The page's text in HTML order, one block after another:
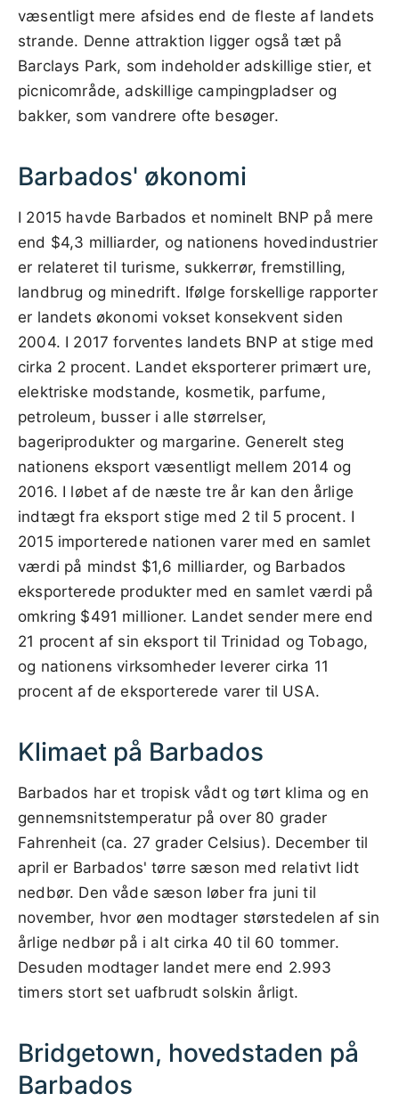
væsentligt mere afsides end de fleste af landets
strande. Denne attraktion ligger også tæt på
Barclays Park, som indeholder adskillige stier, et
picnicområde, adskillige campingpladser og
bakker, som vandrere ofte besøger.
Barbados' økonomi
I 2015 havde Barbados et nominelt BNP på mere
end $4,3 milliarder, og nationens hovedindustrier
er relateret til turisme, sukkerrør, fremstilling,
landbrug og minedrift. Ifølge forskellige rapporter
er landets økonomi vokset konsekvent siden
2004. I 2017 forventes landets BNP at stige med
cirka 2 procent. Landet eksporterer primært ure,
elektriske modstande, kosmetik, parfume,
petroleum, busser i alle størrelser,
bageriprodukter og margarine. Generelt steg
nationens eksport væsentligt mellem 2014 og
2016. I løbet af de næste tre år kan den årlige
indtægt fra eksport stige med 2 til 5 procent. I
2015 importerede nationen varer med en samlet
værdi på mindst $1,6 milliarder, og Barbados
eksporterede produkter med en samlet værdi på
omkring $491 millioner. Landet sender mere end
21 procent af sin eksport til Trinidad og Tobago,
og nationens virksomheder leverer cirka 11
procent af de eksporterede varer til USA.
Klimaet på Barbados
Barbados har et tropisk vådt og tørt klima og en
gennemsnitstemperatur på over 80 grader
Fahrenheit (ca. 27 grader Celsius). December til
april er Barbados' tørre sæson med relativt lidt
nedbør. Den våde sæson løber fra juni til
november, hvor øen modtager størstedelen af sin
årlige nedbør på i alt cirka 40 til 60 tommer.
Desuden modtager landet mere end 2.993
timers stort set uafbrudt solskin årligt.
Bridgetown, hovedstaden på
Barbados